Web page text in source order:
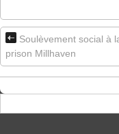
Soulèvement social à
prison Millhaven